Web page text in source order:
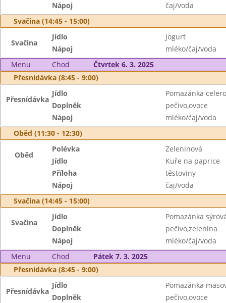
Nápoj
čaj/voda
Svačina (14:45 - 15:00)
Svačina
Jídlo
Jogurt
Nápoj
mléko/čaj/voda
Menu
Chod
Čtvrtek 6. 3. 2025
Přesnídávka (8:45 - 9:00)
Přesnídávka
Jídlo
Pomazánka
Doplněk
pečivo,ovoce
Nápoj
mléko/čaj/voda
Oběd (11:30 - 12:30)
Oběd
Polévka
Zeleninová
Jídlo
Kuře na paprice
Příloha
těstoviny
Nápoj
čaj/voda
Svačina (14:45 - 15:00)
Svačina
Jídlo
Pomazánka
Doplněk
pečivo,zelenina
Nápoj
mléko/čaj/voda
Menu
Chod
Pátek 7. 3. 2025
Přesnídávka (8:45 - 9:00)
Přesnídávka
Jídlo
Pomazánka
Doplněk
pečivo,ovoce